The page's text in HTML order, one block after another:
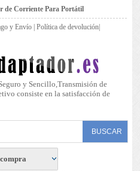
de Corriente Para Portátil
y Envío |Política de devolución
y Sencillo,Transmisión de
consiste en la satisfacción de